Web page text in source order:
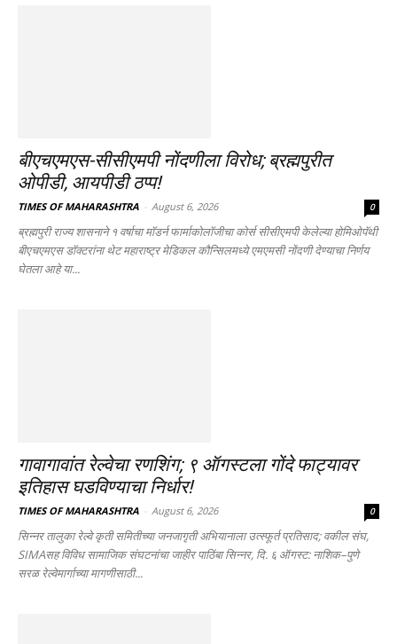
बीएचएमएस-सीसीएमपी नोंदणीला विरोध; ब्रह्मपुरीत
ओपीडी, आयपीडी ठप्प!
TIMES OF MAHARASHTRA August 6, 2026 0
ब्रह्मपुरी राज्य शासनाने १ वर्षाचा मॉडर्न फार्माकोलॉजीचा कोर्स सीसीएमपी केलेल्या होमिओपॅथी
बीएचएमएस डॉक्टरांना थेट महाराष्ट्र मेडिकल कौन्सिलमध्ये एमएमसी नोंदणी देण्याचा निर्णय
घेतला आहे या...
गावागावांत रेल्वेचा रणशिंग; ९ ऑगस्टला गोंदे फाट्यावर
इतिहास घडविण्याचा निर्धार!
TIMES OF MAHARASHTRA August 6, 2026 0
सिन्नर तालुका रेल्वे कृती समितीच्या जनजागृती अभियानाला उत्स्फूर्त प्रतिसाद; वकील संघ,
SIMAसह विविध सामाजिक संघटनांचा जाहीर पाठिंबा सिन्नर, दि. ६ ऑगस्ट: नाशिक–पुणे
सरळ रेल्वेमार्गाच्या मागणीसाठी...